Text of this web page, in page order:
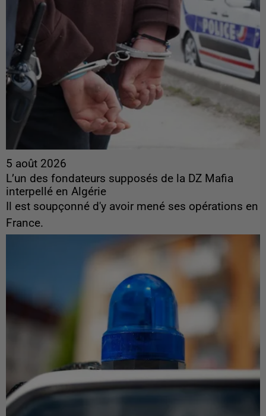
5 août 2026
L’un des fondateurs supposés de la DZ Mafia
interpellé en Algérie
Il est soupçonné d'y avoir mené ses opérations en
France.